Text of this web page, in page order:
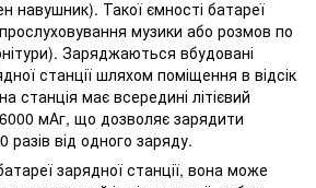
навушник). Такої ємності батареї
музики або розмов по
Заряджаються вбудовані
станції шляхом поміщення в відсік
станція має всередині літієвий
мАг, що дозволяє зарядити
від одного заряду.
зарядної станції, вона може